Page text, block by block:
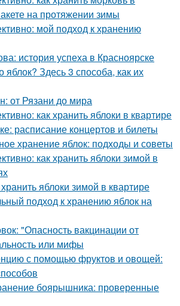
на протяжении зимы
мой подход к хранению
история успеха в Красноярске
Здесь 3 способа, как их
от Рязани до мира
как хранить яблоки в квартире
расписание концертов и билеты
хранение яблок: подходы и советы
как хранить яблоки зимой в
яблоки зимой в квартире
подход к хранению яблок на
"Опасность вакцинации от
или мифы
с помощью фруктов и овощей:
боярышника: проверенные